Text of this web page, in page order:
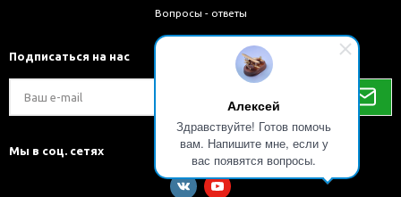
Алексей
Здравствуйте! Готов помочь
вам. Напишите мне, если у
вас появятся вопросы.
Вопросы - ответы
Подписаться на нас
Мы в соц. сетях